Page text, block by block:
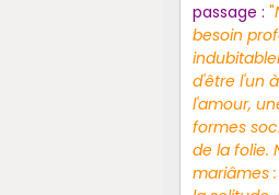
passage : "
besoin
d'être l'un
l'amour,
formes
de la folie.
mariâmes